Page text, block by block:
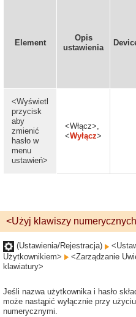
Element
Opis
ustawienia
<Wyświetl
przycisk
aby
zmienić
hasło w
menu
ustawień>
<Włącz>,
<Wyłącz>
<Użyj klawiszy
(Ustawienia/Rejestracja)
Użytkownikiem>
<Zarządzanie
klawiatury>
Jeśli nazwa użytkownika i hasło
może nastąpić wyłącznie przy
numerycznymi.